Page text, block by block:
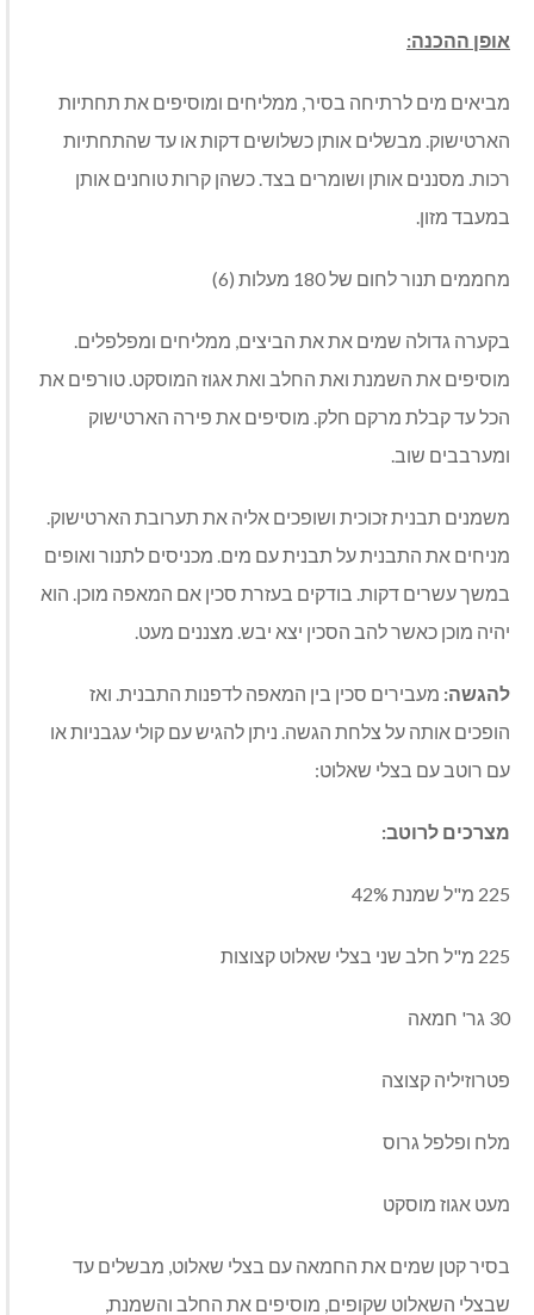
אופן ההכנה:
מביאים מים לרתיחה בסיר, ממליחים ומוסיפים את תחתיות
הארטישוק. מבשלים אותן כשלושים דקות או עד שהתחתיות
רכות. מסננים אותן ושומרים בצד. כשהן קרות טוחנים אותן
במעבד מזון.
מחממים תנור לחום של מעלות (6)
בקערה גדולה שמים את את הביצים, ממליחים ומפלפלים.
מוסיפים את השמנת ואת החלב ואת אגוז המוסקט. טורפים את
הכל עד קבלת מרקם חלק. מוסיפים את פירה הארטישוק
ומערבבים שוב.
משמנים תבנית זכוכית ושופכים אליה את תערובת הארטישוק.
מניחים את התבנית על תבנית עם מים. מכניסים לתנור ואופים
במשך עשרים דקות. בודקים בעזרת סכין אם המאפה מוכן. הוא
יהיה מוכן כאשר להב הסכין יצא יבש. מצננים מעט.
להגשה: מעבירים סכין בין המאפה לדפנות התבנית. ואז
הופכים אותה על צלחת הגשה. ניתן להגיש עם קולי עגבניות או
עם רוטב עם בצלי שאלוט:
מצרכים לרוטב:
225 מ"ל שמנת
225 מ"ל חלב שני בצלי שאלוט קצוצות
30 גר' חמאה
פטרוזיליה קצוצה
מלח ופלפל גרוס
מעט אגוז מוסקט
בסיר קטן שמים את החמאה עם בצלי שאלוט, מבשלים עד
שבצלי השאלוט שקופים, מוסיפים את החלב והשמנת,